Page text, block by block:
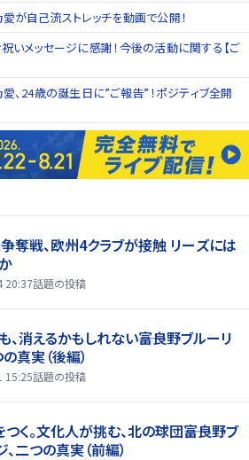
愛が自己流ストレッチを動画で公開！
いメッセージに感謝！今後の活動に関する【ご
愛、24歳の誕生日に”ご報告”！ポジティブ全開
奪戦、欧州4クラブが接触 リーズには
20:37話題の投稿
、消えるかもしれない――富良野ブルーリ
真実（後編）
15:25話題の投稿
つく。文化人が挑む、北の球団――富良野ブ
二つの真実（前編）